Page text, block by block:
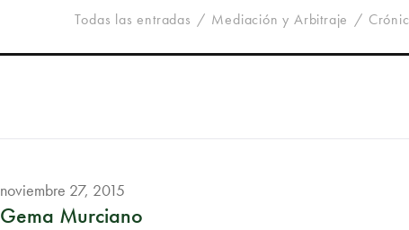
Todas las entradas Mediación y Arbitraje
noviembre 27, 2015
Gema Murciano